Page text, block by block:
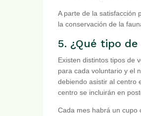
A parte de la satisfacción
la conservación de la
5. ¿Qué tipo
Existen distintos tipos de
para cada voluntario y el
debiendo asistir al centro
centro se incluirán en
Cada mes habrá un cupo